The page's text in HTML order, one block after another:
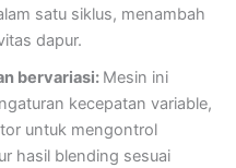
satu siklus, menambah
dapur.
bervariasi: Mesin ini
kecepatan variable,
untuk mengontrol
hasil blending sesuai